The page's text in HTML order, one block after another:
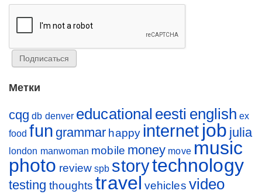
Метки
cqg db denver educational eesti english ex
food fun grammar happy internet job julia
london manwoman mobile money move music
photo review spb storytechnology
testing thoughts travel vehicles video